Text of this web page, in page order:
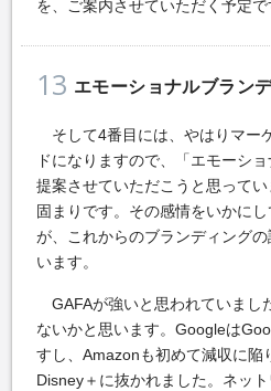
を、ご案内させていただく予定で
13 エモーショナルブラン
そして4番目には、やはりマー
ドになりますので、「エモーシ
提案させていただこうと思って
固まりです。その感情をいかに
が、これからのブランディング
います。
GAFAが強いと思われていまし
ないかと思います。Googleは
すし、Amazonも初めて減収に陥
Disney＋に抜かれました。ネッ